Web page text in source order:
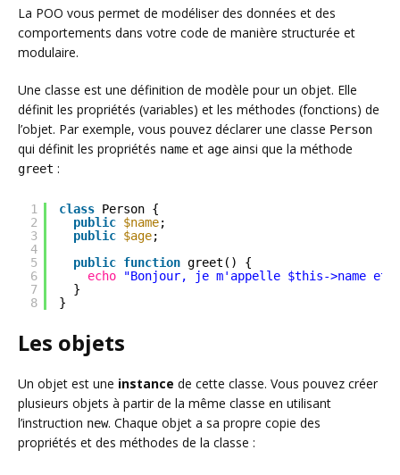
La POO vous permet de modéliser des données et des
comportements dans votre code de manière structurée et
modulaire.
Une classe est une définition de modèle pour un objet. Elle
définit les propriétés (variables) et les méthodes (fonctions) de
l’objet. Par exemple, vous pouvez déclarer une classe Person
qui définit les propriétés name et age ainsi que la méthode
greet :
1
2
3
4
5
6
7
8
class Person {
public $name;
public $age;
public function greet() {
echo
"Bonjour, je m'appelle $this->name
}
}
Les objets
Un objet est une instance de cette classe. Vous pouvez créer
plusieurs objets à partir de la même classe en utilisant
l’instruction new. Chaque objet a sa propre copie des
propriétés et des méthodes de la classe :